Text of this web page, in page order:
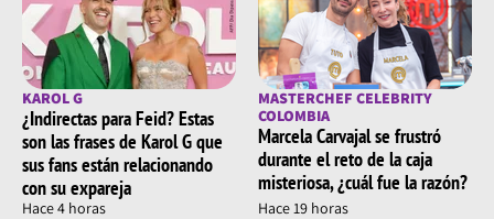
KAROL G
¿Indirectas para Feid? Estas
son las frases de Karol G que
sus fans están relacionando
con su expareja
Hace 4 horas
MASTERCHEF CELEBRITY
COLOMBIA
Marcela Carvajal se frustró
durante el reto de la caja
misteriosa, ¿cuál fue la razón?
Hace 19 horas